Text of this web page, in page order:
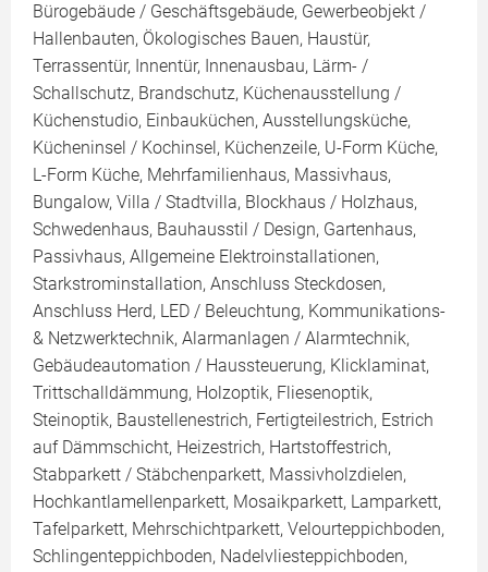
Bürogebäude / Geschäftsgebäude, Gewerbeobjekt /
Hallenbauten, Ökologisches Bauen, Haustür,
Terrassentür, Innentür, Innenausbau, Lärm- /
Schallschutz, Brandschutz, Küchenausstellung /
Küchenstudio, Einbauküchen, Ausstellungsküche,
Kücheninsel / Kochinsel, Küchenzeile, U-Form Küche,
L-Form Küche, Mehrfamilienhaus, Massivhaus,
Bungalow, Villa / Stadtvilla, Blockhaus / Holzhaus,
Schwedenhaus, Bauhausstil / Design, Gartenhaus,
Passivhaus, Allgemeine Elektroinstallationen,
Starkstrominstallation, Anschluss Steckdosen,
Anschluss Herd, LED / Beleuchtung, Kommunikations-
& Netzwerktechnik, Alarmanlagen / Alarmtechnik,
Gebäudeautomation / Haussteuerung, Klicklaminat,
Trittschalldämmung, Holzoptik, Fliesenoptik,
Steinoptik, Baustellenestrich, Fertigteilestrich, Estrich
auf Dämmschicht, Heizestrich, Hartstoffestrich,
Stabparkett / Stäbchenparkett, Massivholzdielen,
Hochkantlamellenparkett, Mosaikparkett, Lamparkett,
Tafelparkett, Mehrschichtparkett, Velourteppichboden,
Schlingenteppichboden, Nadelvliesteppichboden,